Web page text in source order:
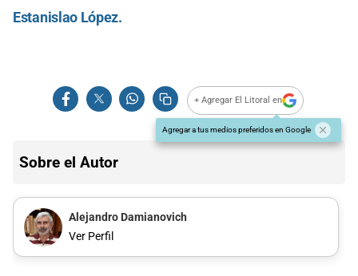
Estanislao López.
+ Agregar El Litoral en
Agregar a tus medios preferidos en Google
Sobre el Autor
Alejandro Damianovich
Ver Perfil